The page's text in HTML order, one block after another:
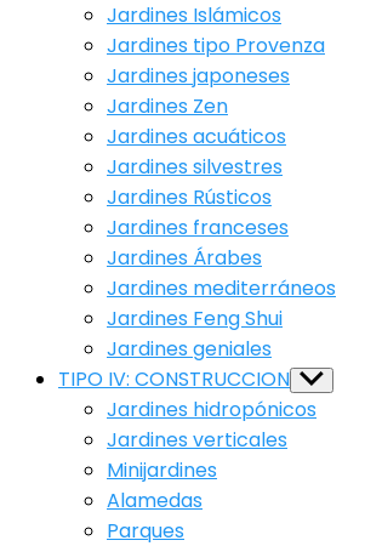
Jardines Islámicos
Jardines tipo Provenza
Jardines japoneses
Jardines Zen
Jardines acuáticos
Jardines silvestres
Jardines Rústicos
Jardines franceses
Jardines Árabes
Jardines mediterráneos
Jardines Feng Shui
Jardines geniales
TIPO IV: CONSTRUCCION Show
sub
menu
Jardines hidropónicos
Jardines verticales
Minijardines
Alamedas
Parques